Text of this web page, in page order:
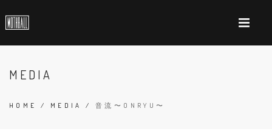
MEDIA
HOME / MEDIA /音流〜ONRYU〜